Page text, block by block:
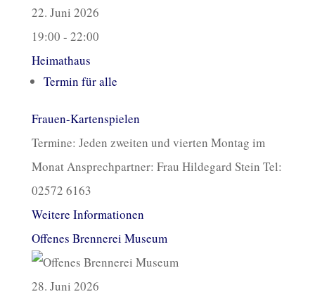
22. Juni 2026
19:00 - 22:00
Heimathaus
Termin für alle
Frauen-Kartenspielen
Termine: Jeden zweiten und vierten Montag im
Monat Ansprechpartner: Frau Hildegard Stein Tel:
02572 6163
Weitere Informationen
Offenes Brennerei Museum
28. Juni 2026